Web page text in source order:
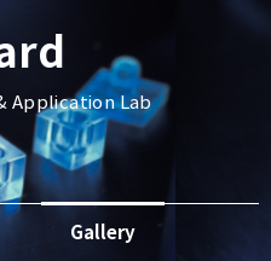
Application Lab
Gallery